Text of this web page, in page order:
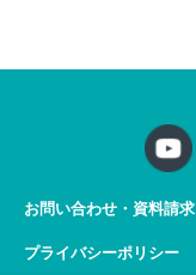
お問い合わせ・資料請求
プライバシーポリシー